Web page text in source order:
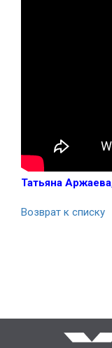
Татьяна
Возврат к списку